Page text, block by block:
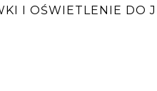
I OŚWIETLENIE DO